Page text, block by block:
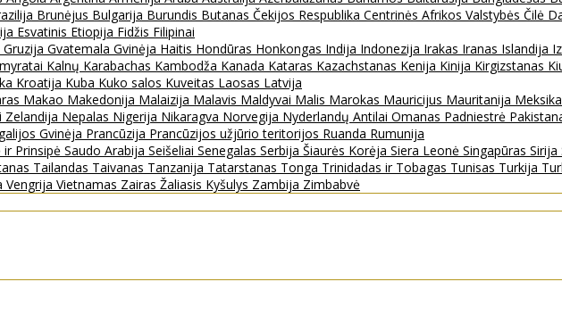
Brunėjus Bulgarija Burundis Butanas Čekijos Respublika Centrinės Afrikos Valstybės Čilė
Esvatinis Etiopija Fidžis Filipinai
Gruzija Gvatemala Gvinėja Haitis Hondūras Honkongas Indija Indonezija Irakas Iranas Islandija
Kalnų Karabachas Kambodža Kanada Kataras Kazachstanas Kenija Kinija Kirgizstanas
Kroatija Kuba Kuko salos Kuveitas Laosas Latvija
Makao Makedonija Malaizija Malavis Maldyvai Malis Marokas Mauricijus Mauritanija Meksika
Zelandija Nepalas Nigerija Nikaragva Norvegija Nyderlandų Antilai Omanas Padniestrė
Gvinėja Prancūzija Prancūzijos užjūrio teritorijos Ruanda Rumunija
Prinsipė Saudo Arabija Seišeliai Senegalas Serbija Šiaurės Korėja Siera Leonė Singapūras Sirija
Tailandas Taivanas Tanzanija Tatarstanas Tonga Trinidadas ir Tobagas Tunisas Turkija
Vengrija Vietnamas Zairas Žaliasis Kyšulys Zambija Zimbabvė